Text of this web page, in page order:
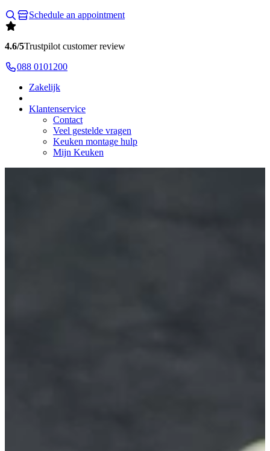
Schedule an appointment
4.6/5Trustpilot customer review
088 0101200
Zakelijk
Klantenservice
Contact
Veel gestelde vragen
Keuken montage hulp
Mijn Keuken
wijn is niet alleen lekker om te drinken, maar ook perfect om mee te